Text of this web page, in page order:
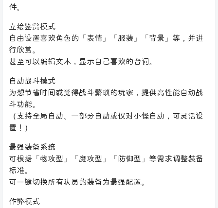
件。
立绘鉴赏模式
自由设置喜欢角色的「表情」「服装」「背景」等，并进
行欣赏。
甚至可以编辑文本，显示自己喜欢的台词。
自动战斗模式
为想节省时间或觉得战斗繁琐的玩家，提供高性能自动战
斗功能。
（支持全局自动、一部分自动或仅对小怪自动，可灵活设
置！）
最强装备系统
可根据「物攻型」「魔攻型」「防御型」等需求调整装备
标准。
可一键切换所有队员的装备为最强配置。
作弊模式